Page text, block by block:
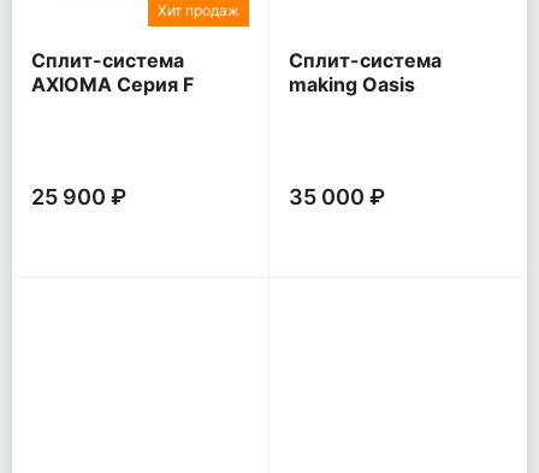
Хит продаж
Сплит-система
AXIOMA Серия F
25 900 ₽
Сплит-система
making Oasis
35 000 ₽